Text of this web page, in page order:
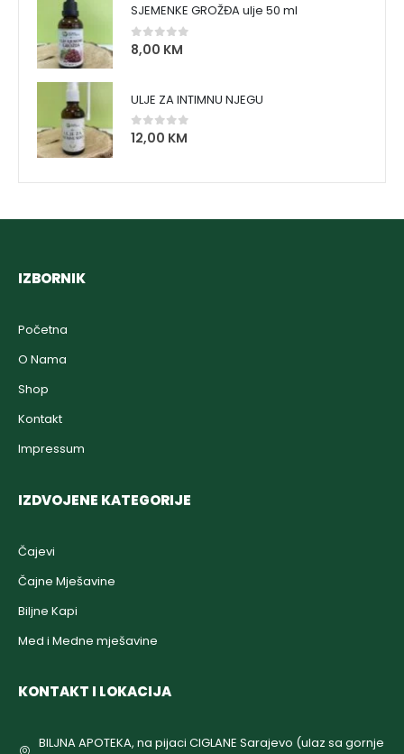
SJEMENKE GROŽĐA ulje 50 ml
0 out of 5
8,00 KM
ULJE ZA INTIMNU NJEGU
0out of 5
12,00 KM
IZBORNIK
Početna
O Nama
Shop
Kontakt
Impressum
IZDVOJENE KATEGORIJE
Čajevi
Čajne Mješavine
Biljne Kapi
Med i Medne mješavine
KONTAKT I LOKACIJA
BILJNA APOTEKA, na pijaci CIGLANE Sarajevo (ulaz sa gornje